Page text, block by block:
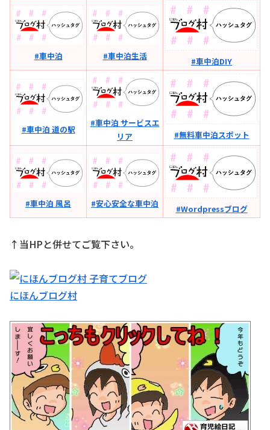
#車中泊 #車中泊生活
#車中泊DIY
#車中泊 道の駅
#車中泊 サービスエ
リア
#無料車中泊スポット
#車中泊 風呂 #安心安全な車中泊
#Wordpressブログ
↑当HPと併せてご覧下さい。
にほんブログ村